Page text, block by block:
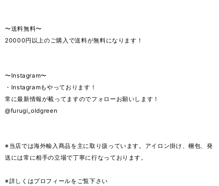
〜送料無料〜
20000円以上のご購入で送料が無料になります！
〜Instagram〜
・Instagramもやっております！
常に最新情報が載ってますのでフォローお願いします！
@furugi_oldgreen
※当店では海外輸入商品を主に取り扱っています。アイロン掛け、梱包、発
送には常に相手の立場で丁寧に行なっております。
※詳しくはプロフィールをご覧下さい